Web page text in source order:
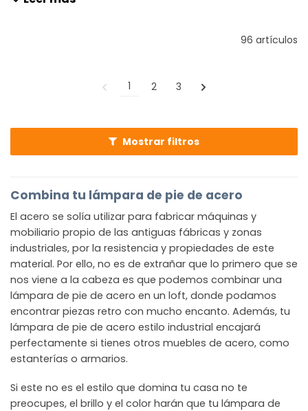
duradera, versátil y se puede utilizar en cualquier lugar.
96 artículos
1 2 3
Mostrar filtros
Combina tu lámpara de pie de acero
El acero se solía utilizar para fabricar máquinas y
mobiliario propio de las antiguas fábricas y zonas
industriales, por la resistencia y propiedades de este
material. Por ello, no es de extrañar que lo primero que se
nos viene a la cabeza es que podemos combinar una
lámpara de pie de acero en un loft, donde podamos
encontrar piezas retro con mucho encanto. Además, tu
lámpara de pie de acero estilo industrial encajará
perfectamente si tienes otros muebles de acero, como
estanterías o armarios.
Si este no es el estilo que domina tu casa no te
preocupes, el brillo y el color harán que tu lámpara de